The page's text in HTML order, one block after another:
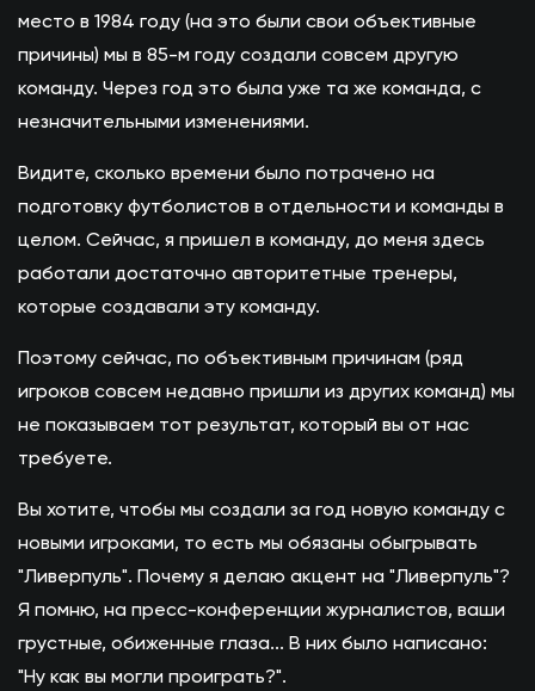
место в 1984 году (на это были свои объективные
причины) мы в 85-м году создали совсем другую
команду. Через год это была уже та же команда, с
незначительными изменениями.
Видите, сколько времени было потрачено на
подготовку футболистов в отдельности и команды в
целом. Сейчас, я пришел в команду, до меня здесь
работали достаточно авторитетные тренеры,
которые создавали эту команду.
Поэтому сейчас, по объективным причинам (ряд
игроков совсем недавно пришли из других команд) мы
не показываем тот результат, который вы от нас
требуете.
Вы хотите, чтобы мы создали за год новую команду с
новыми игроками, то есть мы обязаны обыгрывать
"Ливерпуль". Почему я делаю акцент на "Ливерпуль"?
Я помню, на пресс-конференции журналистов, ваши
грустные, обиженные глаза... В них было написано:
"Ну как вы могли проиграть?".